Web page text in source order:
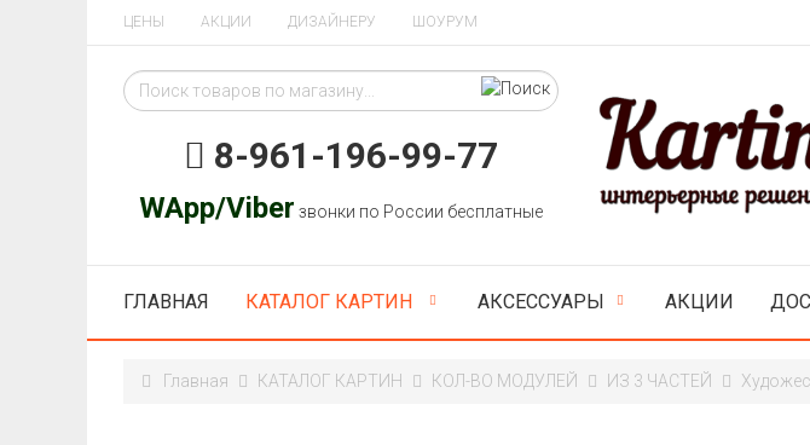
ЦЕНЫ АКЦИИ ДИЗАЙНЕРУ ШОУРУМ
8-961-196-99-77
WApp/Viber звонки по России бесплатные
ГЛАВНАЯ КАТАЛОГ КАРТИН АКСЕССУАРЫ АКЦИИ
Главная КАТАЛОГ КАРТИН КОЛ-ВО МОДУЛЕЙ ИЗ 3 ЧАСТЕЙ